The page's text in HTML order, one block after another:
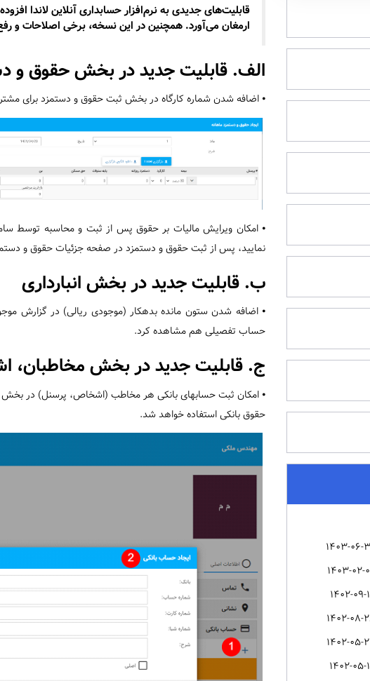
قابلیت‌های جدیدی به نرم‌افزار حسابداری آنلاین لاندا
ارمغان می‌آورد. همچنین در این نسخه، برخی اصلاحات و
الف. قابلیت جدید در بخش حقوق و
⦁ اضافه شدن شماره کارگاه در بخش ثبت حقوق و دستمزد برای
⦁ امکان ویرایش مالیات بر حقوق پس از ثبت و محاسبه توسط
نمایید، پس از ثبت حقوق و دستمزد در صفحه جزئیات حقوق و
ب. قابلیت جدید در بخش انبارداری
⦁ اضافه شدن ستون مانده بدهکار (موجودی ریالی) در گزارش
حساب تفصیلی هم مشاهده کرد.
ج. قابلیت جدید در بخش مخاطبان،
⦁ امکان ثبت حسابهای بانکی هر مخاطب (اشخاص، پرسنل) در بخش
حقوق بانکی استفاده خواهد شد.